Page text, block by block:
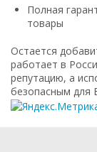
Полная
товары
Остается
работает в
репутацию, а
безопасным для